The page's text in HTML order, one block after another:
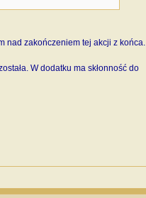
nad zakończeniem tej akcji z końca.
W dodatku ma skłonność do